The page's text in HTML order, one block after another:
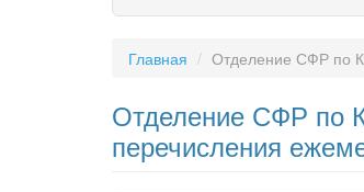
Главная Отделение СФР по
Отделение СФР по
перечисления